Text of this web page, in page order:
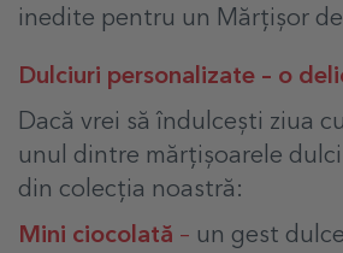
inedite pentru un Mărțișor
Dulciuri personalizate – o
Dacă vrei să îndulcești ziua
unul dintre mărțișoarele
din colecția noastră:
Mini ciocolată – un gest